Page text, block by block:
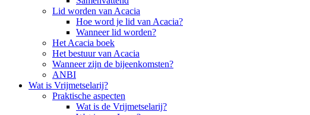
Lid worden van Acacia
Hoe word je lid van Acacia?
Wanneer lid worden?
Het Acacia boek
Het bestuur van Acacia
Wanneer zijn de bijeenkomsten?
ANBI
Wat is Vrijmetselarij?
Praktische aspecten
Wat is de Vrijmetselarij?